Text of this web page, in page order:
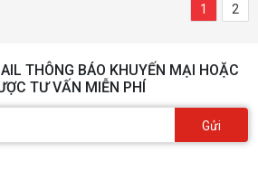
1 2
THÔNG BÁO KHUYẾN MẠI HOẶC
TƯ VẤN MIỄN PHÍ
Gửi